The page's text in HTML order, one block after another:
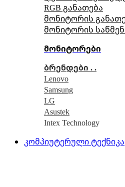
RGB განათება
მონიტორის
მონიტორის
მონიტორები
ბრენდები . .
Lenovo
Samsung
LG
Asustek
Intex Technology
კომპიუტერული ტექნიკა